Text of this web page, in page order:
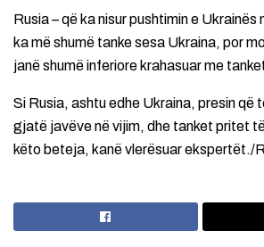
Rusia – që ka nisur pushtimin e Ukrainës
ka më shumë tanke sesa Ukraina, por
janë shumë inferiore krahasuar me
Si Rusia, ashtu edhe Ukraina, presin që
gjatë javëve në vijim, dhe tanket pritet
këto beteja, kanë vlerësuar ekspertët./